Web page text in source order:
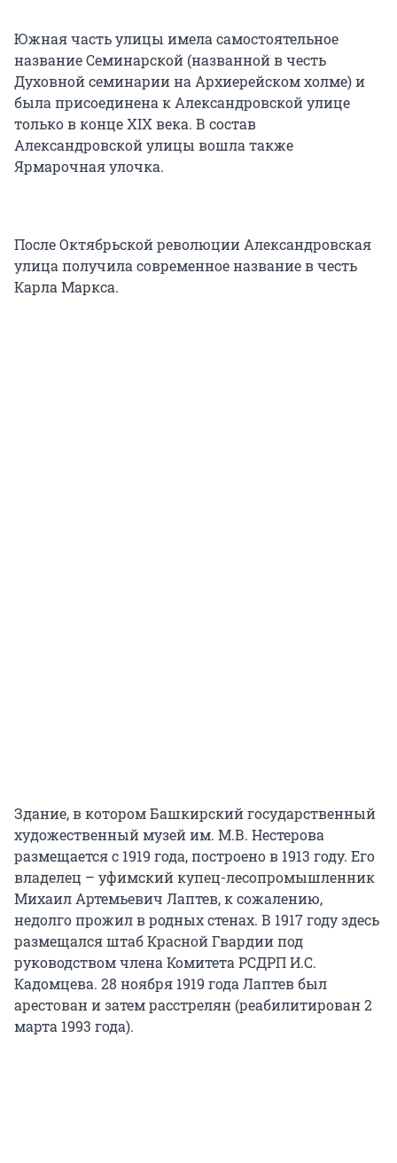
Южная часть улицы имела самостоятельное
название Семинарской (названной в честь
Духовной семинарии на Архиерейском холме) и
была присоединена к Александровской улице
только в конце XIX века. В состав
Александровской улицы вошла также
Ярмарочная улочка.
После Октябрьской революции Александровская
улица получила современное название в честь
Карла Маркса.
Здание, в котором Башкирский государственный
художественный музей им. М.В. Нестерова
размещается с 1919 года, построено в 1913 году. Его
владелец – уфимский купец-лесопромышленник
Михаил Артемьевич Лаптев, к сожалению,
недолго прожил в родных стенах. В 1917 году здесь
размещался штаб Красной Гвардии под
руководством члена Комитета РСДРП И.С.
Кадомцева. 28 ноября 1919 года Лаптев был
арестован и затем расстрелян (реабилитирован 2
марта 1993 года).